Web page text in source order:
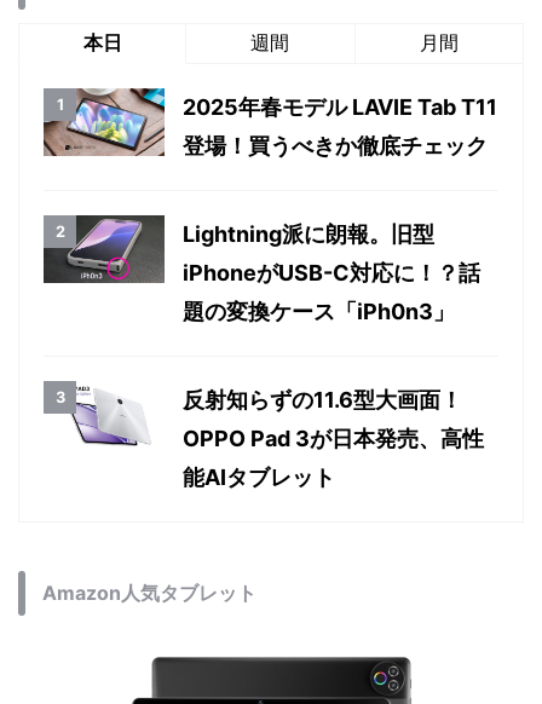
本日 週間 月間
2025年春モデル LAVIE Tab T11
登場！買うべきか徹底チェック
Lightning派に朗報。旧型
iPhoneがUSB-C対応に！？話
題の変換ケース「iPh0n3」
反射知らずの11.6型大画面！
OPPO Pad 3が日本発売、高性
能AIタブレット
Amazon人気タブレット